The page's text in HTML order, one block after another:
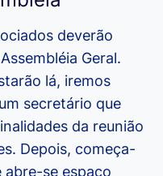
deverão
Geral.
lá, iremos
secretário que
da reunião
Depois, começa-
abre-se espaço